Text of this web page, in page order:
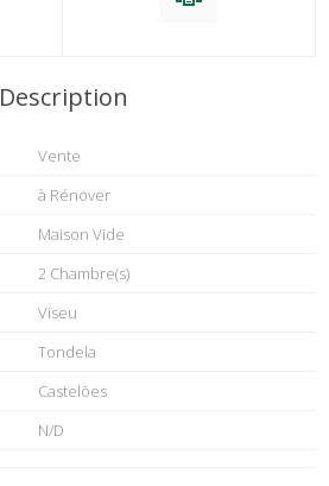
Description
Vente
à Rénover
Maison Vide
2 Chambre(s)
Viseu
Tondela
Castelões
N/D